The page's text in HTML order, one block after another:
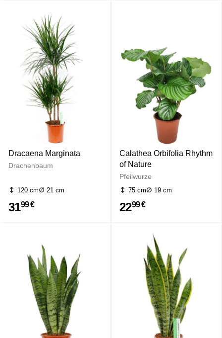
Dracaena Marginata
Drachenbaum
120 cm 21 cm
3199 €
Calathea Orbifolia Rhythm
of Nature
Pfeilwurze
75 cm 19 cm
2299 €